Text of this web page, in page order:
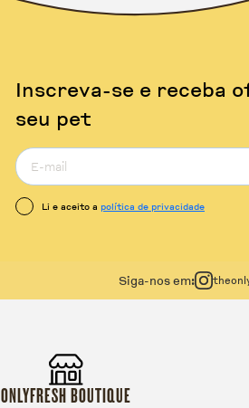
Inscreva-se e receba
seu pet
Li e aceito a política de privacidade
Siga-nos em:
ONLYFRESH BOUTIQUE